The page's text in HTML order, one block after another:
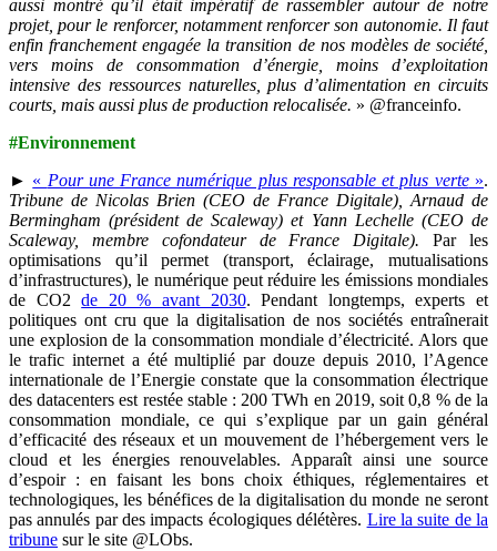
aussi montré qu’il était impératif de rassembler autour de notre
projet, pour le renforcer, notamment renforcer son autonomie. Il faut
enfin franchement engagée la transition de nos modèles de société,
vers moins de consommation d’énergie, moins d’exploitation
intensive des ressources naturelles, plus d’alimentation en circuits
courts, mais aussi plus de production relocalisée. » @franceinfo.
#Environnement
► « Pour une France numérique plus responsable et plus verte».
Tribune de Nicolas Brien (CEO de France Digitale), Arnaud de
Bermingham (président de Scaleway) et Yann Lechelle (CEO de
Scaleway, membre cofondateur de France Digitale).Par les
optimisations qu’il permet (transport, éclairage, mutualisations
d’infrastructures), le numérique peut réduire les émissions mondiales
de CO2de 20 % avant 2030. Pendant longtemps, experts et
politiques ont cru que la digitalisation de nos sociétés entraînerait
une explosion de la consommation mondiale d’électricité. Alors que
le trafic internet a été multiplié par douze depuis 2010, l’Agence
internationale de l’Energie constate que la consommation électrique
des datacenters est restée stable : 200 TWh en 2019, soit 0,8 % de la
consommation mondiale, ce qui s’explique par un gain général
d’efficacité des réseaux et un mouvement de l’hébergement vers le
cloud et les énergies renouvelables. Apparaît ainsi une source
d’espoir : en faisant les bons choix éthiques, réglementaires et
technologiques, les bénéfices de la digitalisation du monde ne seront
pas annulés par des impacts écologiques délétères. Lire la suite de la
tribune sur le site @LObs.